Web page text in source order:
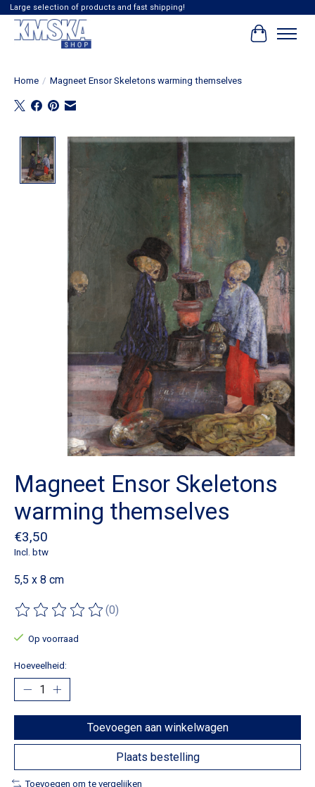
Large selection of products and fast shipping!
Home / Magneet Ensor Skeletons warming themselves
Product image slideshow Items
Magneet Ensor Skeletons
warming themselves
€3,50
Incl. btw
5,5 x 8 cm
De beoordeling van dit product is
(0)
Op voorraad
Hoeveelheid:
Toevoegen aan winkelwagen
Plaats bestelling
Toevoegen om te vergelijken